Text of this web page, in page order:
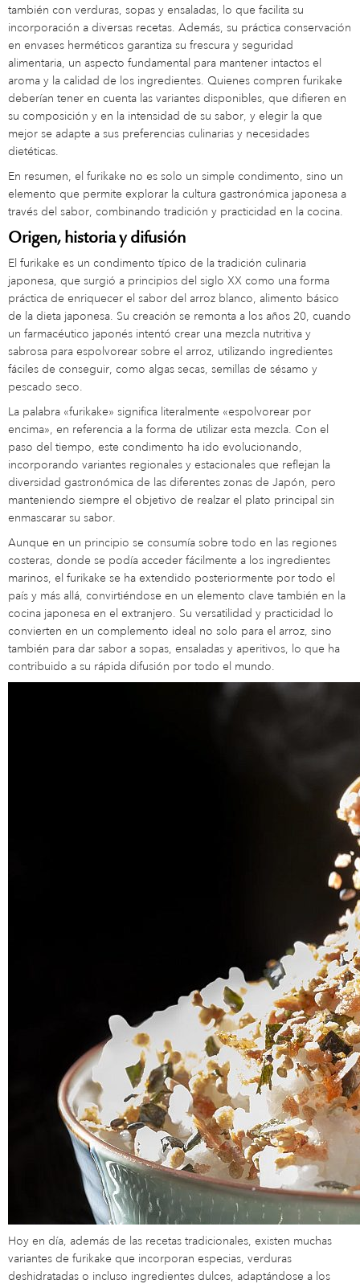
también con verduras, sopas y ensaladas, lo que facilita su
incorporación a diversas recetas. Además, su práctica conservación
en envases herméticos garantiza su frescura y seguridad
alimentaria, un aspecto fundamental para mantener intactos el
aroma y la calidad de los ingredientes. Quienes compren furikake
deberían tener en cuenta las variantes disponibles, que difieren en
su composición y en la intensidad de su sabor, y elegir la que
mejor se adapte a sus preferencias culinarias y necesidades
dietéticas.
En resumen, el furikake no es solo un simple condimento, sino un
elemento que permite explorar la cultura gastronómica japonesa a
través del sabor, combinando tradición y practicidad en la cocina.
Origen, historia y difusión
El furikake es un condimento típico de la tradición culinaria
japonesa, que surgió a principios del siglo XX como una forma
práctica de enriquecer el sabor del arroz blanco, alimento básico
de la dieta japonesa. Su creación se remonta a los años 20, cuando
un farmacéutico japonés intentó crear una mezcla nutritiva y
sabrosa para espolvorear sobre el arroz, utilizando ingredientes
fáciles de conseguir, como algas secas, semillas de sésamo y
pescado seco.
La palabra «furikake» significa literalmente «espolvorear por
encima», en referencia a la forma de utilizar esta mezcla. Con el
paso del tiempo, este condimento ha ido evolucionando,
incorporando variantes regionales y estacionales que reflejan la
diversidad gastronómica de las diferentes zonas de Japón, pero
manteniendo siempre el objetivo de realzar el plato principal sin
enmascarar su sabor.
Aunque en un principio se consumía sobre todo en las regiones
costeras, donde se podía acceder fácilmente a los ingredientes
marinos, el furikake se ha extendido posteriormente por todo el
país y más allá, convirtiéndose en un elemento clave también en la
cocina japonesa en el extranjero. Su versatilidad y practicidad lo
convierten en un complemento ideal no solo para el arroz, sino
también para dar sabor a sopas, ensaladas y aperitivos, lo que ha
contribuido a su rápida difusión por todo el mundo.
Hoy en día, además de las recetas tradicionales, existen muchas
variantes de furikake que incorporan especias, verduras
deshidratadas o incluso ingredientes dulces, adaptándose a los